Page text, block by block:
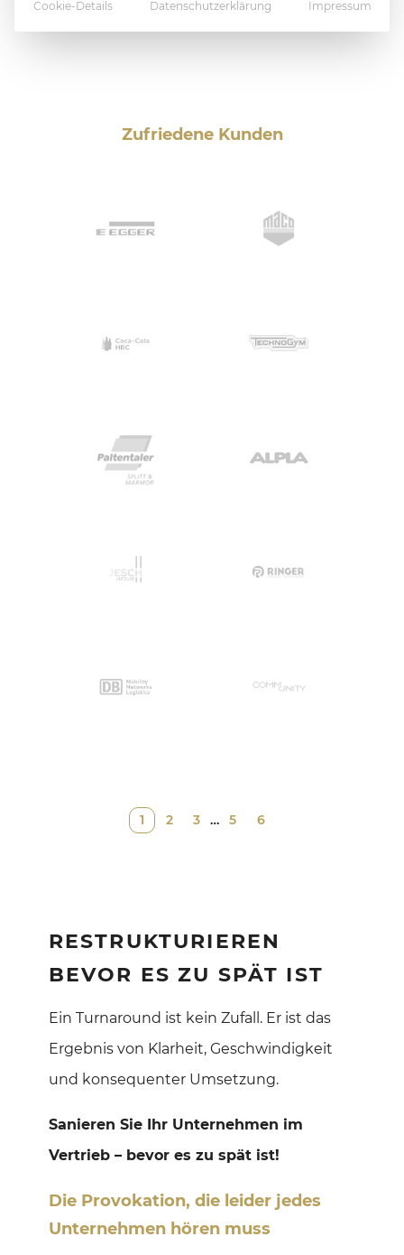
Zufriedene Kunden
1 2 3 … 5 6
RESTRUKTURIEREN
BEVOR ES ZU SPÄT IST
Ein Turnaround ist kein Zufall. Er ist das
Ergebnis von Klarheit, Geschwindigkeit
und konsequenter Umsetzung.
Sanieren Sie Ihr Unternehmen im
Vertrieb – bevor es zu spät ist!
Die Provokation, die leider jedes
Unternehmen hören muss
Cookie-Details Datenschutzerklärung Impressum